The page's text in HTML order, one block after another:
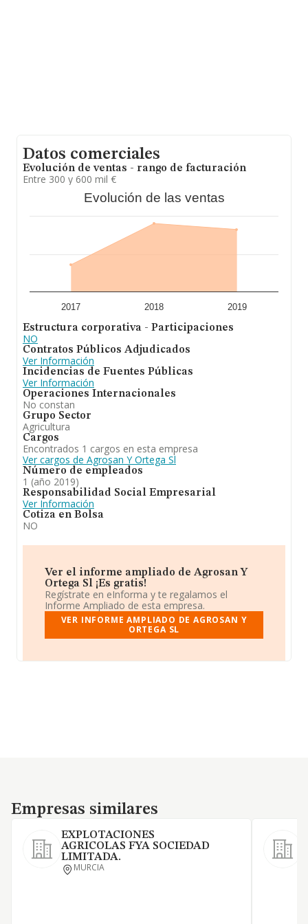
Datos comerciales
Evolución de ventas - rango de facturación
Entre 300 y 600 mil €
Evolución de las ventas
2017 2018 2019
Estructura corporativa - Participaciones
NO
Contratos Públicos Adjudicados
Ver Información
Incidencias de Fuentes Públicas
Ver Información
Operaciones Internacionales
No constan
Grupo Sector
Agricultura
Cargos
Encontrados 1 cargos en esta empresa
Ver cargos de Agrosan Y Ortega Sl
Número de empleados
1 (año 2019)
Responsabilidad Social Empresarial
Ver Información
Cotiza en Bolsa
NO
Ver el informe ampliado de Agrosan Y
Ortega Sl ¡Es gratis!
Regístrate en eInforma y te regalamos el
Informe Ampliado de esta empresa.
VER INFORME AMPLIADO DE AGROSAN Y
ORTEGA SL
Empresas similares
Empresas similares
EXPLOTACIONES
AGRICOLAS FYA SOCIEDAD
LIMITADA.
MURCIA